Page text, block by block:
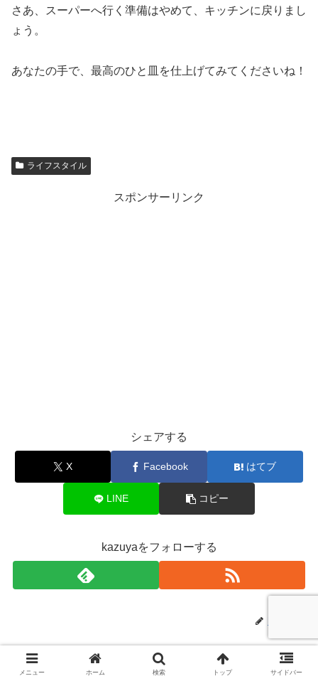
さあ、スーパーへ行く準備はやめて、キッチンに戻りまし
ょう。
あなたの手で、最高のひと皿を仕上げてみてくださいね！
ライフスタイル
スポンサーリンク
シェアする
X Facebook はてブ
LINE コピー
kazuyaをフォローする
関連記事
メニュー ホーム 検索 トップ サイドバー